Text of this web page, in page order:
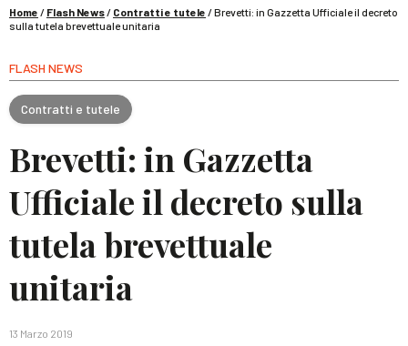
Home / Flash News/ Contratti e tutele /Brevetti: in Gazzetta Ufficiale il decreto
sulla tutela brevettuale unitaria
FLASH NEWS
Contratti e tutele
Brevetti: in Gazzetta
Ufficiale il decreto sulla
tutela brevettuale
unitaria
13 Marzo 2019